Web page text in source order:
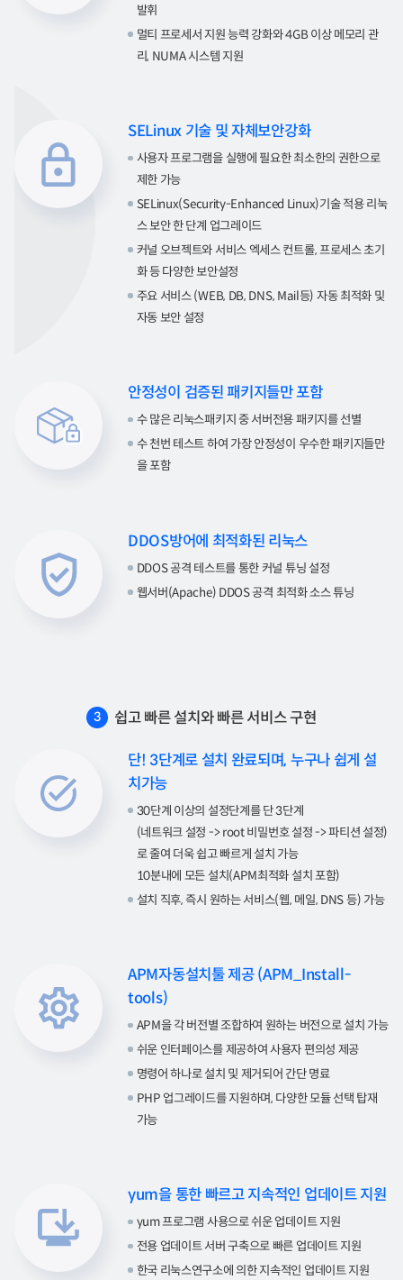
발휘
멀티 프로세서 지원 능력 강화와 4GB 이상 메모리 관
리, NUMA 시스템 지원
SELinux 기술 및 자체보안강화
사용자 프로그램을 실행에 필요한 최소한의 권한으로
제한 가능
SELinux(Security-Enhanced Linux)기술 적용 리눅
스 보안 한 단계 업그레이드
커널 오브젝트와 서비스 엑세스 컨트롤, 프로세스 초기
화 등 다양한 보안설정
주요 서비스 (WEB, DB, DNS, Mail등) 자동 최적화 및
자동 보안 설정
안정성이 검증된 패키지들만 포함
수 많은 리눅스패키지 중 서버전용 패키지를 선별
수 천번 테스트 하여 가장 안정성이 우수한 패키지들만
을 포함
DDOS방어에 최적화된 리눅스
DDOS 공격 테스트를 통한 커널 튜닝 설정
웹서버(Apache) DDOS 공격 최적화 소스 튜닝
3 쉽고 빠른 설치와 빠른 서비스 구현
단! 3단계로 설치 완료되며, 누구나 쉽게 설
치가능
30단계 이상의 설정단계를 단 3단계
(네트워크 설정 -> root 비밀번호 설정 -> 파티션 설정)
로 줄여 더욱 쉽고 빠르게 설치 가능
10분내에 모든 설치(APM최적화 설치 포함)
설치 직후, 즉시 원하는 서비스(웹, 메일, DNS 등) 가능
APM자동설치툴 제공 (APM_Install-
tools)
APM을 각 버전별 조합하여 원하는 버전으로 설치 가능
쉬운 인터페이스를 제공하여 사용자 편의성 제공
명령어 하나로 설치 및 제거되어 간단 명료
PHP 업그레이드를 지원하며, 다양한 모듈 선택 탑재
가능
yum을 통한 빠르고 지속적인 업데이트 지원
yum 프로그램 사용으로 쉬운 업데이트 지원
전용 업데이트 서버 구축으로 빠른 업데이트 지원
한국 리눅스연구소에 의한 지속적인 업데이트 지원